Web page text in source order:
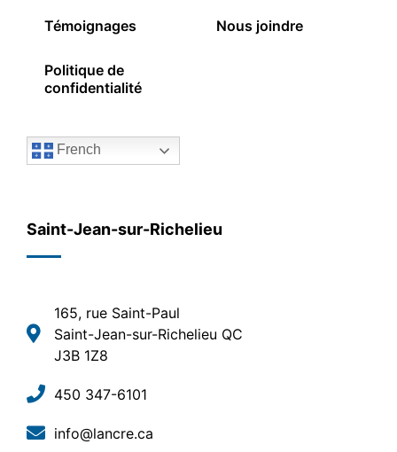
Témoignages
Nous joindre
Politique de
confidentialité
French
Saint-Jean-sur-Richelieu
165, rue Saint-Paul
Saint-Jean-sur-Richelieu QC
J3B 1Z8
450 347-6101
info@lancre.ca